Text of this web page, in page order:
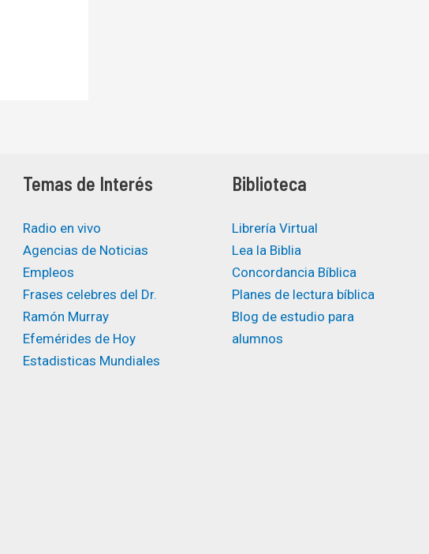
Temas de Interés
Radio en vivo
Agencias de Noticias
Empleos
Frases celebres del Dr.
Ramón Murray
Efemérides de Hoy
Estadisticas Mundiales
Biblioteca
Librería Virtual
Lea la Biblia
Concordancia Bíblica
Planes de lectura bíblica
Blog de estudio para
alumnos